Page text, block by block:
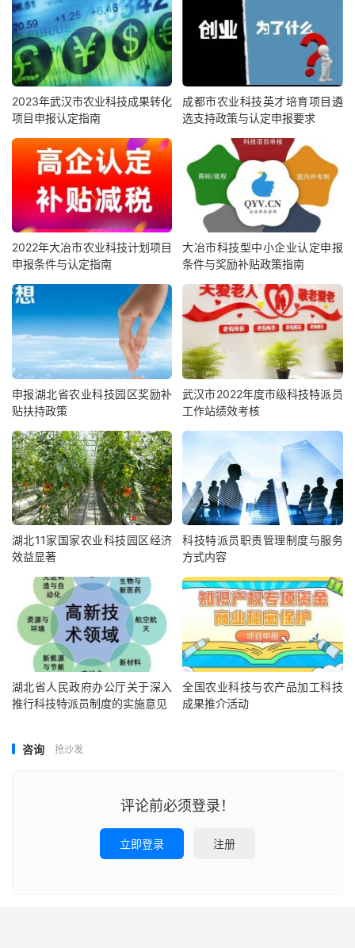
2023年武汉市农业科技成果转化
项目申报认定指南
成都市农业科技英才培育项目遴
选支持政策与认定申报要求
2022年大冶市农业科技计划项目
申报条件与认定指南
大冶市科技型中小企业认定申报
条件与奖励补贴政策指南
申报湖北省农业科技园区奖励补
贴扶持政策
武汉市2022年度市级科技特派员
工作站绩效考核
湖北11家国家农业科技园区经济
效益显著
科技特派员职责管理制度与服务
方式内容
湖北省人民政府办公厅关于深入
推行科技特派员制度的实施意见
全国农业科技与农产品加工科技
成果推介活动
咨询 抢沙发
评论前必须登录！
立即登录 注册